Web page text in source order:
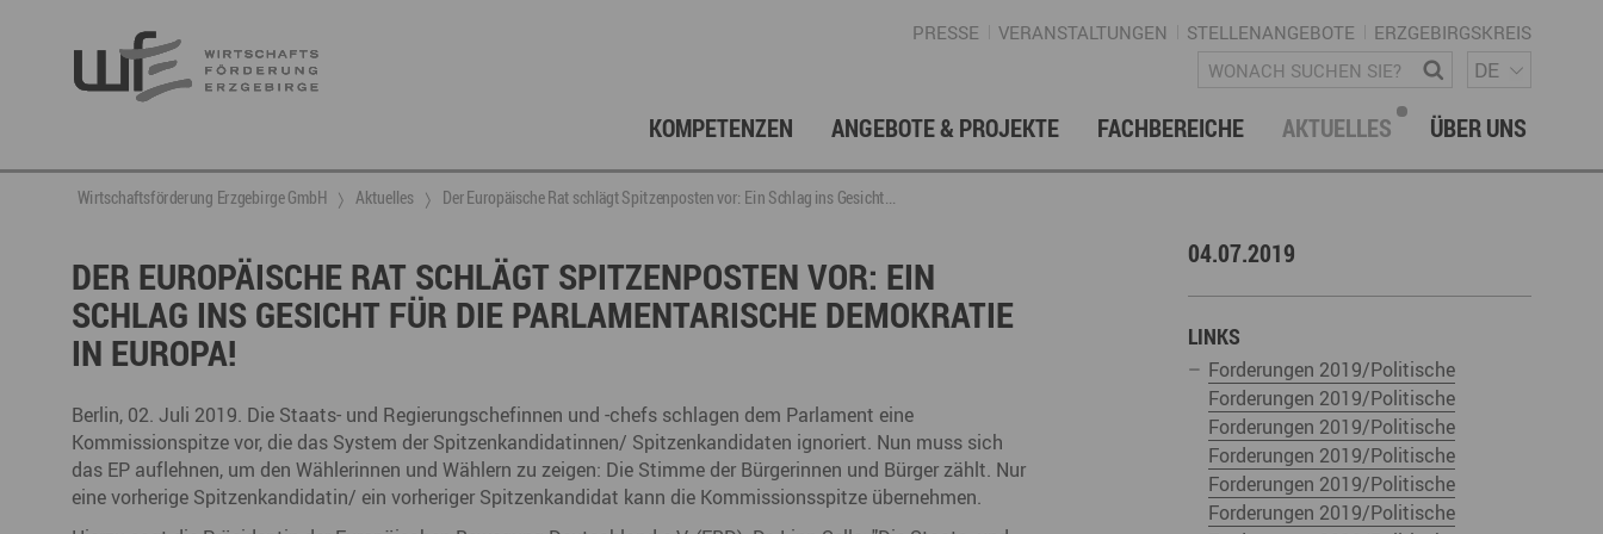
PRESSE VERANSTALTUNGEN STELLENANGEBOTE ERZGEBIRGSKREIS
Wonach suchen Sie? DE
KOMPETENZEN
Berufsnachwuchs & Fachkräfte
Partner vernetzen
Talente integrieren
Fachkräfte finden
Nachwuchs finden
Talente finden
Gründung, Förderung & Investition
Fördermittelberatung
Gewerbeflächen – Immobilien
Gründen im Erzgebirge
Investition
Nachfolge
Miet- und Veranstaltungsangebote Regionalmarketing & -entwicklung Touristische Infrastruktur & Wegenetz
ANGEBOTE & PROJEKTE
aktuelle Angebote & Projekte
Projekte
Projektarchiv
FACHBEREICHE
Wirtschaftsservice
Berufsnachwuchs & Fachkräfte
Gründung, Förderung und Investition
Innovation- und Technologietransfer
Berufs- & Studienorientierung
Angebote für Schüler
Angebote für Lehrer
Angebote für Unternehmen
Regionale Koordination
Strategie
Gründer- & Dienstleistungszentrum (GDZ)
Annaberg
Touristische Infrastruktur Ansprechpartner & Kontakt
AKTUELLES
Neuigkeiten Presse
Veranstaltungen
ÜBER UNS
Ansprechpartner & Kontakt Gesellschafterstruktur
DGE Geschichte
Wirtschaftsförderung Erzgebirge GmbH Aktuelles Der Europäische Rat schlägt Spitzenposten vor: Ein Schlag ins Gesicht...
DER EUROPÄISCHE RAT SCHLÄGT SPITZENPOSTEN VOR: EIN
SCHLAG INS GESICHT FÜR DIE PARLAMENTARISCHE DEMOKRATIE
IN EUROPA!
Berlin, 02. Juli 2019. Die Staats- und Regierungschefinnen und -chefs schlagen dem Parlament eine
Kommissionspitze vor, die das System der Spitzenkandidatinnen/ Spitzenkandidaten ignoriert. Nun muss sich
das EP auflehnen, um den Wählerinnen und Wählern zu zeigen: Die Stimme der Bürgerinnen und Bürger zählt. Nur
eine vorherige Spitzenkandidatin/ ein vorheriger Spitzenkandidat kann die Kommissionsspitze übernehmen.
04.07.2019
LINKS
Forderungen 2019/Politische
Forderungen 2019/Politische
Forderungen 2019/Politische
Forderungen 2019/Politische
Forderungen 2019/Politische
Forderungen 2019/Politische